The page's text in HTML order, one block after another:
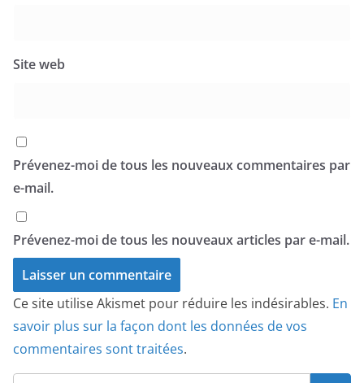
Site web
Prévenez-moi de tous les nouveaux commentaires par
e-mail.
Prévenez-moi de tous les nouveaux articles par e-mail.
Ce site utilise Akismet pour réduire les indésirables. En
savoir plus sur la façon dont les données de vos
commentaires sont traitées.